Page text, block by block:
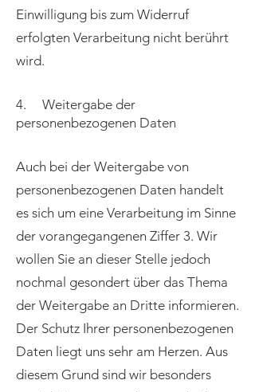
Einwilligung bis zum Widerruf
erfolgten Verarbeitung nicht berührt
wird.
4. Weitergabe der
personenbezogenen Daten
Auch bei der Weitergabe von
personenbezogenen Daten handelt
es sich um eine Verarbeitung im Sinne
der vorangegangenen Ziffer 3. Wir
wollen Sie an dieser Stelle jedoch
nochmal gesondert über das Thema
der Weitergabe an Dritte informieren.
Der Schutz Ihrer personenbezogenen
Daten liegt uns sehr am Herzen. Aus
diesem Grund sind wir besonders